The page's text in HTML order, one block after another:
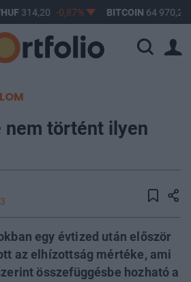
314,20 -0,87% BITCOIN 64 970,24
nem történt ilyen
egy évtized után először
az elhízottság mértéke, ami
összefüggésbe hozható a